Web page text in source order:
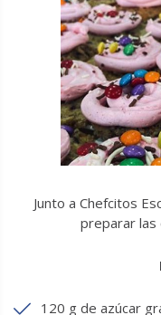
Junto a Chefcitos
preparar las
120 g de azúcar